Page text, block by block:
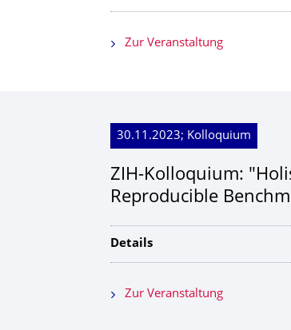
Zur Veranstaltung
30.11.2023; Kolloquium
ZIH-Kolloquium:
Reproducible
Details
Zur Veranstaltung